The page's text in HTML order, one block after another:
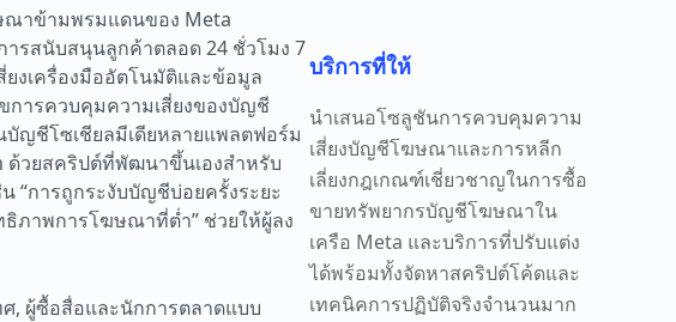
ณาข้ามพรมแดนของ Meta
รสนับสนุนลูกค้าตลอด 24 ชั่วโมง 7
งเครื่องมืออัตโนมัติและข้อมูล
การควบคุมความเสี่ยงของบัญชี
ญชีโซเชียลมีเดียหลายแพลตฟอร์ม
ด้วยสคริปต์ที่พัฒนาขึ้นเองสำหรับ
“การถูกระงับบัญชีบ่อยครั้งระยะ
ธิภาพการโฆษณาที่ต่ำ” ช่วยให้ผู้ลง
, ผู้ซื้อสื่อและนักการตลาดแบบ
บริการที่ให้
นำเสนอโซลูชันการควบคุมความ
เสี่ยงบัญชีโฆษณาและการหลีก
เลี่ยงกฎเกณฑ์เชี่ยวชาญในการซื้อ
ขายทรัพยากรบัญชีโฆษณาใน
เครือ Meta และบริการที่ปรับแต่ง
ได้พร้อมทั้งจัดหาสคริปต์โค้ดและ
เทคนิคการปฏิบัติจริงจำนวนมาก